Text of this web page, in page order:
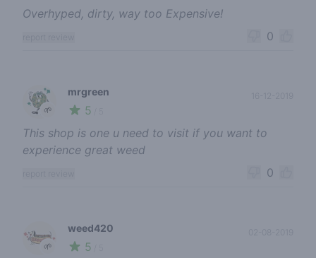
Overhyped, dirty, way too Expensive!
0
🌱
mrgreen
5
This shop is one u need to visit if you want to
experience great weed
0
🌱
weed420
5